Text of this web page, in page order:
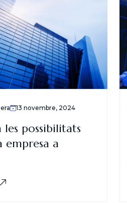
13 novembre, 2024
les possibilitats
empresa a